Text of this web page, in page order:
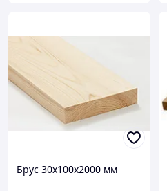
Брус 30х100х2000 мм